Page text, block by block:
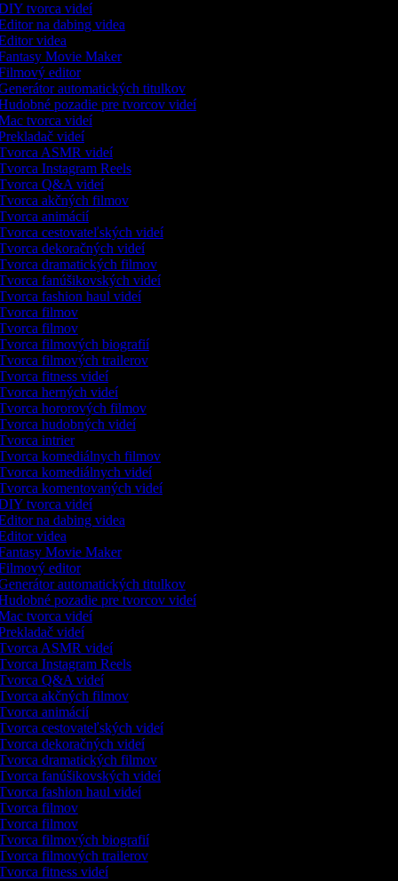
tvorca videí
na dabing videa
videa
Movie Maker
editor
automatických titulkov
pozadie pre tvorcov videí
tvorca videí
videí
ASMR videí
Instagram Reels
Q&A videí
akčných filmov
animácií
cestovateľských videí
dekoračných videí
dramatických filmov
fanúšikovských videí
fashion haul videí
filmov
filmov
filmových biografií
filmových trailerov
fitness videí
herných videí
hororových filmov
hudobných videí
intrier
komediálnych filmov
komediálnych videí
komentovaných videí
tvorca videí
na dabing videa
videa
Movie Maker
editor
automatických titulkov
pozadie pre tvorcov videí
tvorca videí
videí
ASMR videí
Instagram Reels
Q&A videí
akčných filmov
animácií
cestovateľských videí
dekoračných videí
dramatických filmov
fanúšikovských videí
fashion haul videí
filmov
filmov
filmových biografií
filmových trailerov
fitness videí